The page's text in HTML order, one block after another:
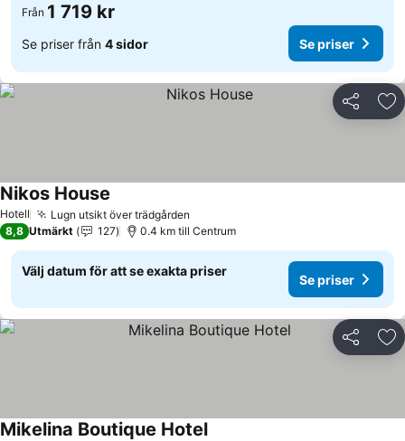
Från 1 719 kr
Se priser från 4 sidor Se priser
Dela
Hotell Lugn utsikt över trädgården
Nikos House
8,8 Utmärkt 127 0.4 km till Centrum
Välj datum för att se exakta priser
Se priser
Dela
Mikelina Boutique Hotel